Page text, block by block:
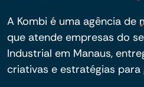
A Kombi é uma agência de
que atende empresas do
Industrial em Manaus,
criativas e estratégias